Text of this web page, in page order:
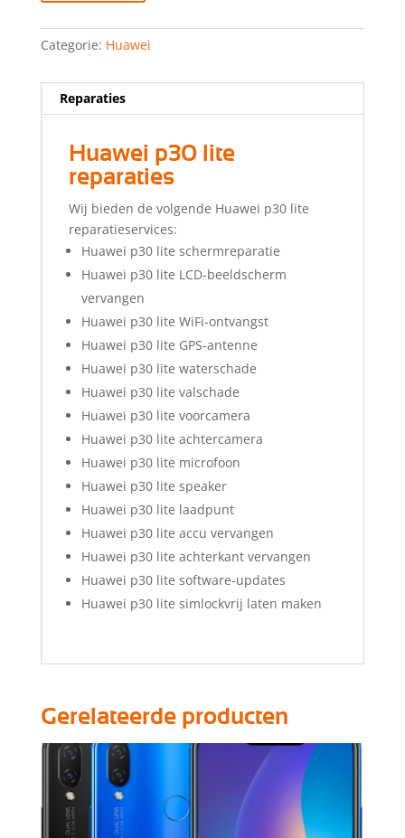
Categorie: Huawei
Reparaties
Huawei p30 lite
reparaties
Wij bieden de volgende Huawei p30 lite
reparatieservices:
Huawei p30 lite schermreparatie
Huawei p30 lite LCD-beeldscherm
vervangen
Huawei p30 lite WiFi-ontvangst
Huawei p30 lite GPS-antenne
Huawei p30 lite waterschade
Huawei p30 lite valschade
Huawei p30 lite voorcamera
Huawei p30 lite achtercamera
Huawei p30 lite microfoon
Huawei p30 lite speaker
Huawei p30 lite laadpunt
Huawei p30 lite accu vervangen
Huawei p30 lite achterkant vervangen
Huawei p30 lite software-updates
Huawei p30 lite simlockvrij laten maken
Gerelateerde producten